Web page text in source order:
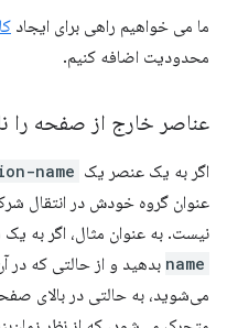
ما می خواهیم راهی برای ایجاد
محدودیت اضافه کنیم.
عناصر خارج از صفحه را
اگر به یک عنصر یک name
عنوان گروه خودش در انتقال
نیست. به عنوان مثال، اگر به
name